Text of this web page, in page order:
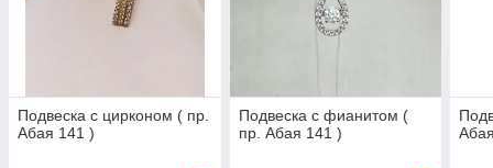
Подвеска с цирконом ( пр.
Абая 141 )
Подвеска с фианитом (
пр. Абая 141 )